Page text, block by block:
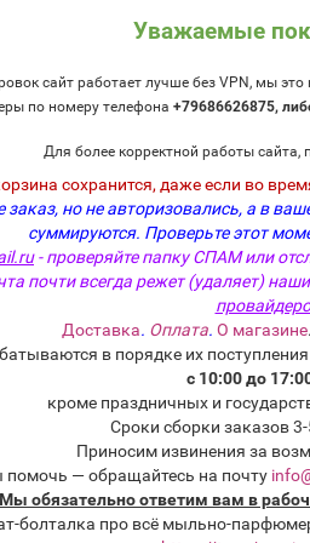
Уважаемые
сайт работает лучше без VPN, мы
по номеру телефона +79686626875,
Для более корректной работы сайта,
сохранится, даже если во
но не авторизовались, а в
суммируются. Проверьте этот
- проверяйте папку СПАМ или
почти всегда режет (удаляет)
Доставка. Оплата. О магазине.
в порядке их
с 10:00 до
кроме праздничных и
Сроки сборки заказов
Приносим извинения за
помочь — обращайтесь на почту
Мы обязательно ответим вам в
болталка про всё мыльно-
для опытов (реактивы), для
глицерином, можно насыпать
избегать сквозняков, потому
г мыльной основы практически
о
или услуг
магазина